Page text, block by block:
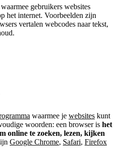
gebruikers websites
het internet. Voorbeelden zijn
vertalen webcodes naar tekst,
waarmee je websites kunt
woorden: een browser is het
online te zoeken, lezen, kijken
Google Chrome, Safari, Firefox